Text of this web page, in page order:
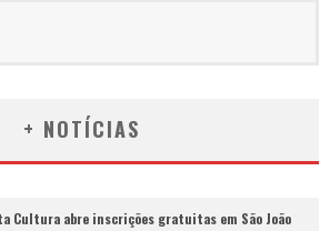
+ NOTÍCIAS
Cultura abre inscrições gratuitas em São João